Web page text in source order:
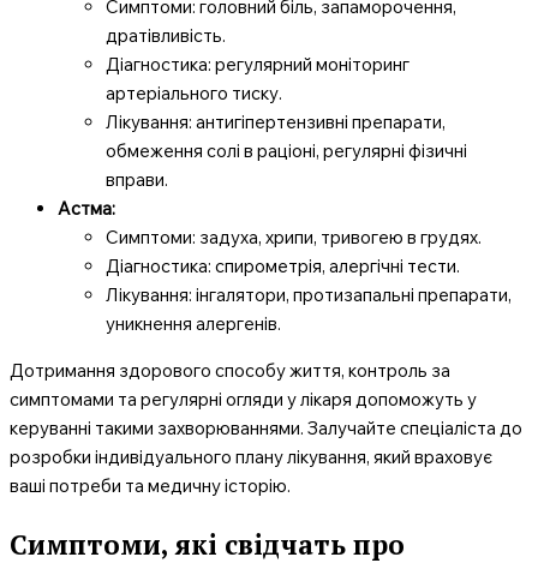
Симптоми: головний біль, запаморочення,
дратівливість.
Діагностика: регулярний моніторинг
артеріального тиску.
Лікування: антигіпертензивні препарати,
обмеження солі в раціоні, регулярні фізичні
вправи.
Астма:
Симптоми: задуха, хрипи, тривогею в грудях.
Діагностика: спирометрія, алергічні тести.
Лікування: інгалятори, протизапальні препарати,
уникнення алергенів.
Дотримання здорового способу життя, контроль за
симптомами та регулярні огляди у лікаря допоможуть у
керуванні такими захворюваннями. Залучайте спеціаліста до
розробки індивідуального плану лікування, який враховує
ваші потреби та медичну історію.
Симптоми, які свідчать про